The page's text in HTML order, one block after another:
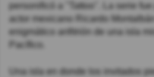
personificó a "Tattoo". La serie
actor mexicano Ricardo
enigmático anfitrión de una isla
Pacífico.
Una isla en donde los invitados